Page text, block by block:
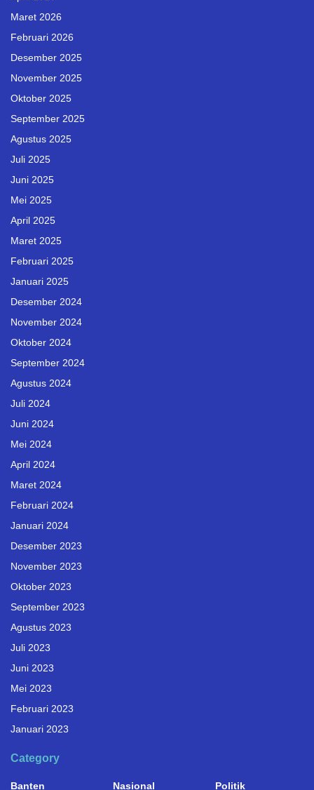
Maret 2026
Februari 2026
Desember 2025
November 2025
Oktober 2025
September 2025
Agustus 2025
Juli 2025
Juni 2025
Mei 2025
April 2025
Maret 2025
Februari 2025
Januari 2025
Desember 2024
November 2024
Oktober 2024
September 2024
Agustus 2024
Juli 2024
Juni 2024
Mei 2024
April 2024
Maret 2024
Februari 2024
Januari 2024
Desember 2023
November 2023
Oktober 2023
September 2023
Agustus 2023
Juli 2023
Juni 2023
Mei 2023
Februari 2023
Januari 2023
Category
Banten Nasional Politik